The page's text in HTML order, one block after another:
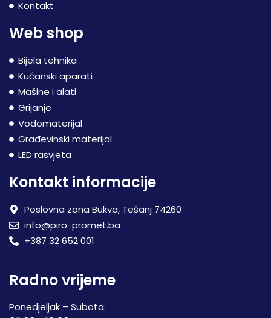
Kontakt
Web shop
Bijela tehnika
Kućanski aparati
Mašine i alati
Grijanje
Vodomaterijal
Građevinski materijal
LED rasvjeta
Kontakt informacije
Poslovna zona Bukva, Tešanj 74260
info@piro-promet.ba
+387 32 652 001
Radno vrijeme
Ponedjeljak – Subota: